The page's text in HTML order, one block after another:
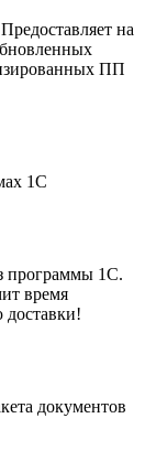
на
ПП
1С
программы 1С.
время
доставки!
документов